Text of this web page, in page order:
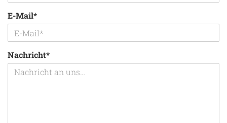
E-Mail*
Nachricht*